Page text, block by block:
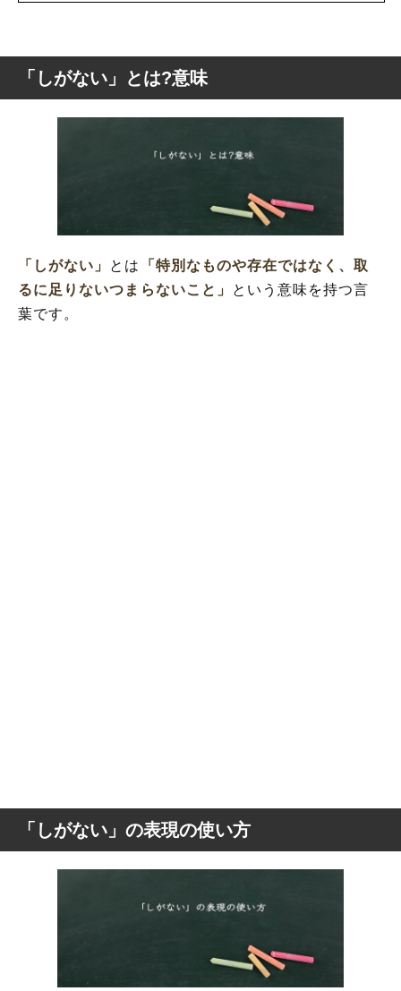
「しがない」とは?意味
「しがない」の類語や類義語
「しがない」とは?意味
「しがない」 とは
「特別なものや存在ではなく、取
るに足りないつまらないこと」
という意味を持つ言
葉です。
「しがない」の表現の使い方